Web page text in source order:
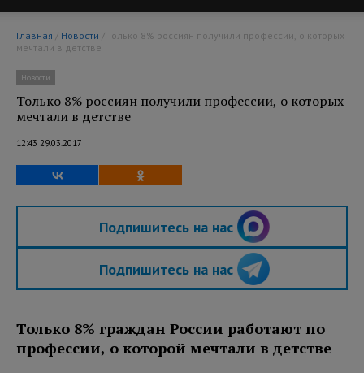
Главная / Новости
мечтали в детстве
Новости
Только 8% россиян получили профессии, о которых
мечтали в детстве
12:43 29.03.2017
Подпишитесь на нас
Подпишитесь на нас
Только 8% граждан России работают по
профессии, о которой мечтали в детстве